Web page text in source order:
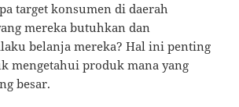
target konsumen di daerah
mereka butuhkan dan
belanja mereka? Hal ini penting
mengetahui produk mana yang
besar.